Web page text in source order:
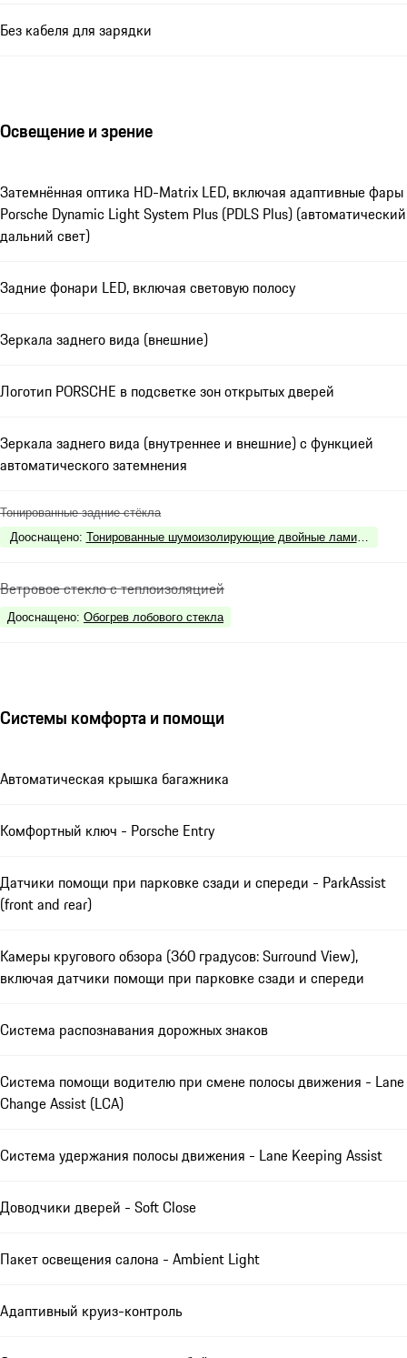
Без кабеля для зарядки
Освещение и зрение
Затемнённая оптика HD-Matrix LED, включая адаптивные фары
Porsche Dynamic Light System Plus (PDLS Plus) (автоматический
дальний свет)
Задние фонари LED, включая световую полосу
Зеркала заднего вида (внешние)
Логотип PORSCHE в подсветке зон открытых дверей
Зеркала заднего вида (внутреннее и внешние) с функцией
автоматического затемнения
Тонированные задние стёкла
Дооснащено: Тонированные шумоизолирующие двойные
Ветровое стекло с теплоизоляцией
Дооснащено: Обогрев лобового стекла
Системы комфорта и помощи
Автоматическая крышка багажника
Комфортный ключ - Porsche Entry
Датчики помощи при парковке сзади и спереди - ParkAssist
(front and rear)
Камеры кругового обзора (360 градусов: Surround View),
включая датчики помощи при парковке сзади и спереди
Система распознавания дорожных знаков
Система помощи водителю при смене полосы движения - Lane
Change Assist (LCA)
Система удержания полосы движения - Lane Keeping Assist
Доводчики дверей - Soft Close
Пакет освещения салона - Ambient Light
Адаптивный круиз-контроль